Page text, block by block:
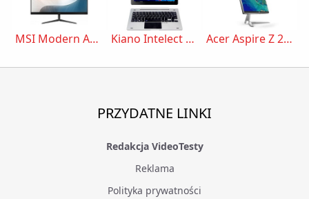
MSI Modern AM241 Kiano Intelect X3 HD+ Acer Aspire Z 24 All-In-One
PRZYDATNE LINKI
Redakcja VideoTesty
Reklama
Polityka prywatności